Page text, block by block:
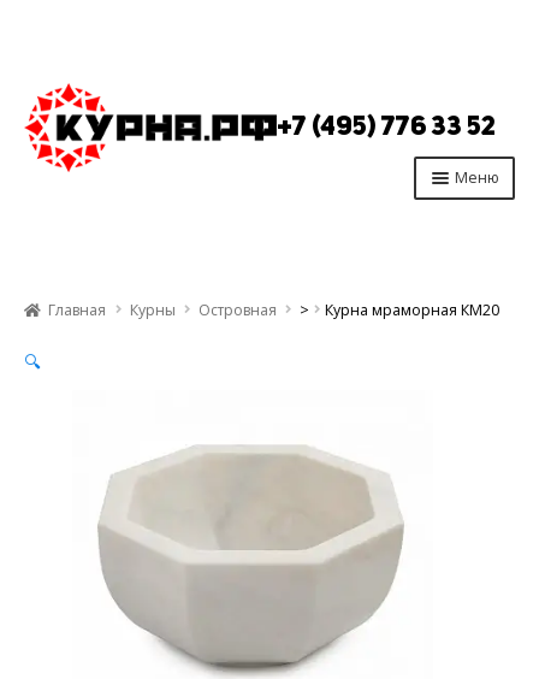
Перейти
к
навигации
Перейти
к
содержимому
+7 (495) 776 33 52
Меню
Производство
Опт
Главная Курны Островная > Курна мраморная КМ20
🔍